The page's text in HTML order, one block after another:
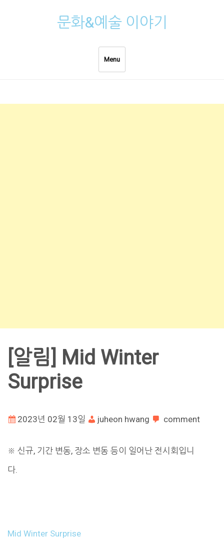
문화&예술 이야기
Menu
[알림] Mid Winter
Surprise
2023년 02월 13일 juheon hwang comment
※ 신규, 기간 변동, 장소 변동 등이 일어난 전시회입니
다.
Mid Winter Surprise